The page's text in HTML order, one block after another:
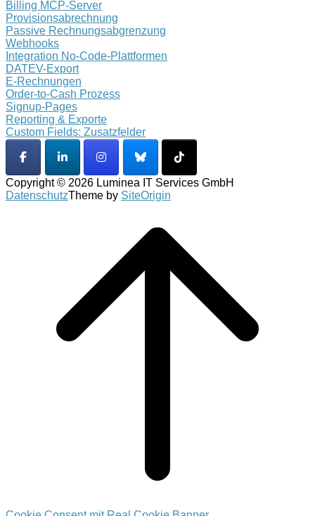
Billing MCP-Server
Provisionsabrechnung
Passive Rechnungsabgrenzung
Webhooks
Integration No-Code-Plattformen
DATEV-Export
E-Rechnungen
Order-to-Cash Prozess
Signup-Pages
Reporting & Exporte
Custom Fields: Zusatzfelder
Copyright © 2026 Luminea IT Services GmbH
DatenschutzTheme by SiteOrigin